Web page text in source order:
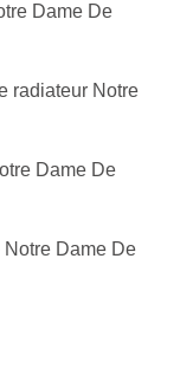
Dame De
radiateur Notre
Dame De
Dame De